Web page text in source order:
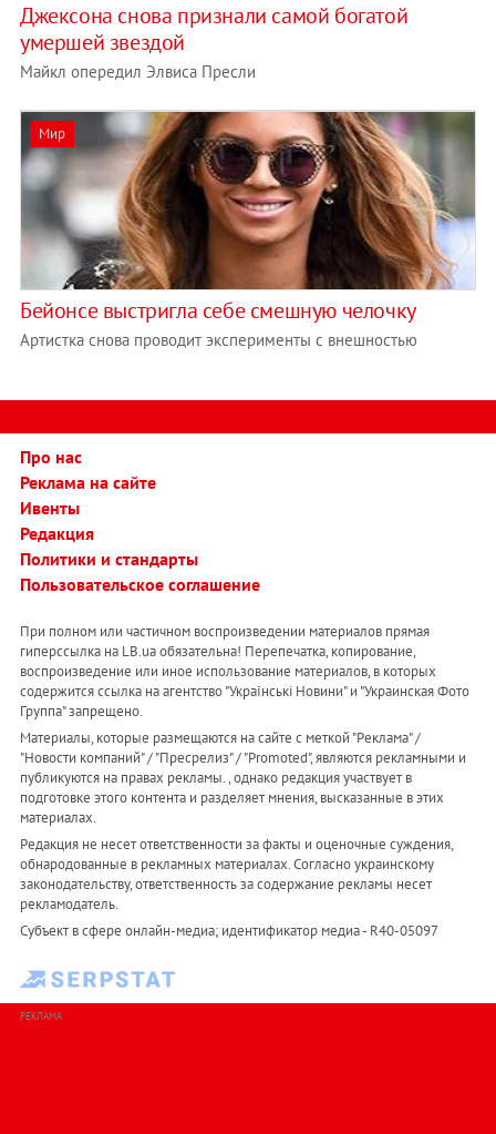
Джексона снова признали самой богатой
умершей звездой
Майкл опередил Элвиса Пресли
Мир
Бейонсе выстригла себе смешную челочку
Артистка снова проводит эксперименты с внешностью
Про нас
Реклама на сайте
Ивенты
Редакция
Политики и стандарты
Пользовательское соглашение
При полном или частичном воспроизведении материалов прямая
гиперссылка на LB.ua обязательна! Перепечатка, копирование,
воспроизведение или иное использование материалов, в которых
содержится ссылка на агентство "Українськi Новини" и "Украинская Фото
Группа" запрещено.
Материалы, которые размещаются на сайте с меткой "Реклама" /
"Новости компаний" / "Пресрелиз" / "Promoted", являются рекламными и
публикуются на правах рекламы. , однако редакция участвует в
подготовке этого контента и разделяет мнения, высказанные в этих
материалах.
Редакция не несет ответственности за факты и оценочные суждения,
обнародованные в рекламных материалах. Согласно украинскому
законодательству, ответственность за содержание рекламы несет
рекламодатель.
Субъект в сфере онлайн-медиа; идентификатор медиа - R40-05097
РЕКЛАМА